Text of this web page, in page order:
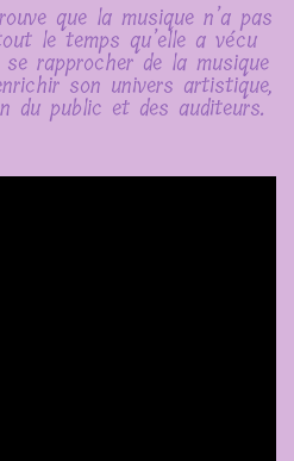
que la musique n’a pas
le temps qu’elle a vécu
rapprocher de la musique
son univers artistique,
du public et des auditeurs.